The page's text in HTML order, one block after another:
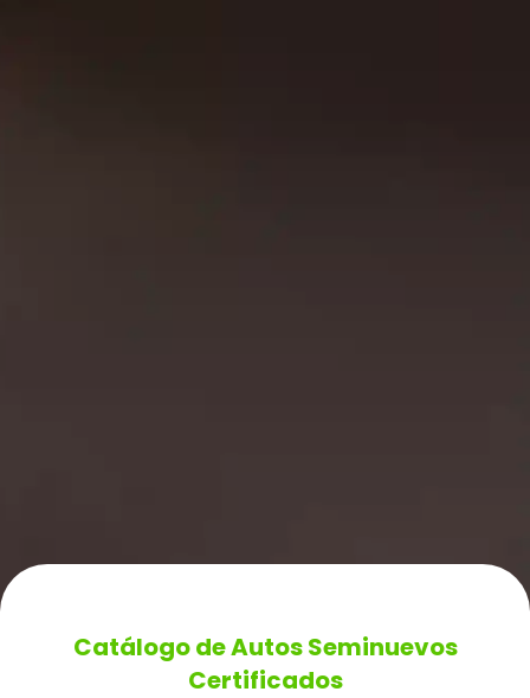
Catálogo de Autos Seminuevos
Certificados